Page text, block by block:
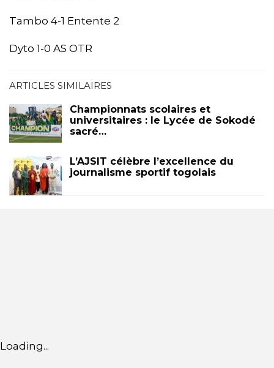
Tambo 4-1 Entente 2
Dyto 1-0 AS OTR
ARTICLES SIMILAIRES
Championnats scolaires et
universitaires : le Lycée de Sokodé
sacré…
L’AJSIT célèbre l’excellence du
journalisme sportif togolais
Loading...